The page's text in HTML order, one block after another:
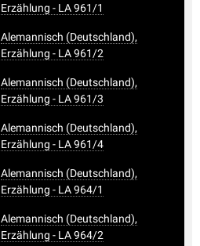
Erzählung - LA 961/1
Alemannisch (Deutschland),
Erzählung - LA 961/2
Alemannisch (Deutschland),
Erzählung - LA 961/3
Alemannisch (Deutschland),
Erzählung - LA 961/4
Alemannisch (Deutschland),
Erzählung - LA 964/1
Alemannisch (Deutschland),
Erzählung - LA 964/2